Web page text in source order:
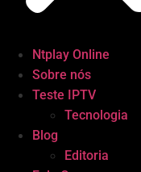
Ntplay Online
Sobre nós
Teste IPTV
Tecnologia
Blog
Editoria